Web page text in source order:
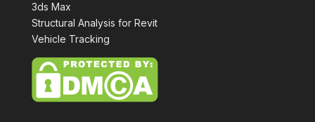
3ds Max
Structural Analysis for Revit
Vehicle Tracking